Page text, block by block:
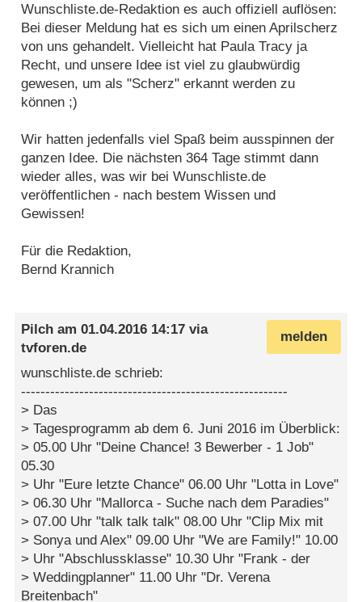
Wunschliste.de-Redaktion es auch offiziell auflösen:
Bei dieser Meldung hat es sich um einen Aprilscherz
von uns gehandelt. Vielleicht hat Paula Tracy ja
Recht, und unsere Idee ist viel zu glaubwürdig
gewesen, um als "Scherz" erkannt werden zu
können ;)
Wir hatten jedenfalls viel Spaß beim ausspinnen der
ganzen Idee. Die nächsten 364 Tage stimmt dann
wieder alles, was wir bei Wunschliste.de
veröffentlichen - nach bestem Wissen und
Gewissen!
Für die Redaktion,
Bernd Krannich
melden
Pilch am01.04.2016 14:17 via
tvforen.de
wunschliste.de schrieb:
-------------------------------------------------------
> Das
> Tagesprogramm ab dem 6. Juni 2016 im Überblick:
> 05.00 Uhr "Deine Chance! 3 Bewerber - 1 Job"
05.30
> Uhr "Eure letzte Chance" 06.00 Uhr "Lotta in Love"
> 06.30 Uhr "Mallorca - Suche nach dem Paradies"
> 07.00 Uhr "talk talk talk" 08.00 Uhr "Clip Mix mit
> Sonya und Alex" 09.00 Uhr "We are Family!" 10.00
> Uhr "Abschlussklasse" 10.30 Uhr "Frank - der
> Weddingplanner" 11.00 Uhr "Dr. Verena
Breitenbach"